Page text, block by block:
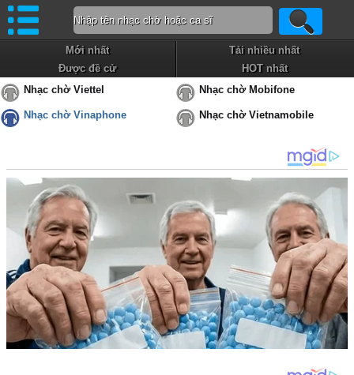
Mới nhất
Tải nhiều nhất
Được đề cử
HOT nhất
Nhạc chờ Viettel
Nhạc chờ Mobifone
Nhạc chờ Vinaphone Nhạc chờ Vietnamobile